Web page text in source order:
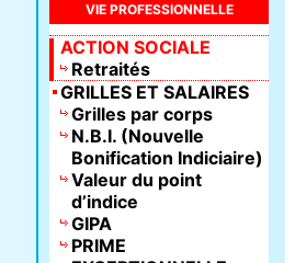
VIE PROFESSIONNELLE
ACTION SOCIALE
Retraités
GRILLES ET SALAIRES
Grilles par corps
N.B.I. (Nouvelle
Bonification Indiciaire)
Valeur du point
d’indice
GIPA
PRIME